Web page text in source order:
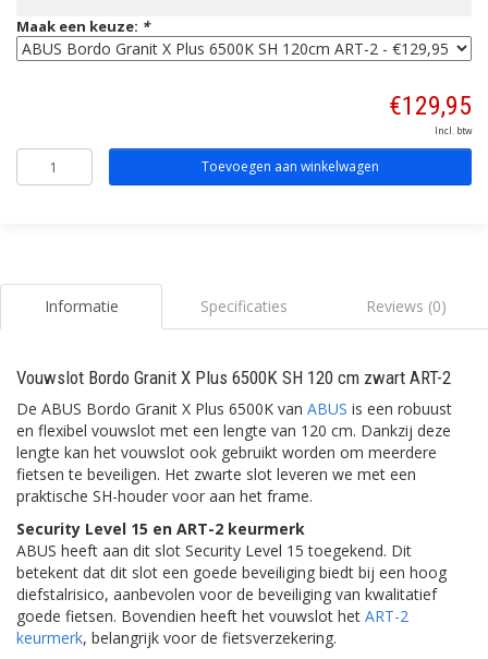
Maak een keuze: *
€129,95
Incl. btw
Toevoegen aan winkelwagen
Informatie Specificaties Reviews (0)
Vouwslot Bordo Granit X Plus 6500K SH 120 cm zwart ART-2
De ABUS Bordo Granit X Plus 6500K van ABUS is een robuust
en flexibel vouwslot met een lengte van 120 cm. Dankzij deze
lengte kan het vouwslot ook gebruikt worden om meerdere
fietsen te beveiligen. Het zwarte slot leveren we met een
praktische SH-houder voor aan het frame.
Security Level 15 en ART-2 keurmerk
ABUS heeft aan dit slot Security Level 15 toegekend. Dit
betekent dat dit slot een goede beveiliging biedt bij een hoog
diefstalrisico, aanbevolen voor de beveiliging van kwalitatief
goede fietsen. Bovendien heeft het vouwslot het ART-2
keurmerk, belangrijk voor de fietsverzekering.